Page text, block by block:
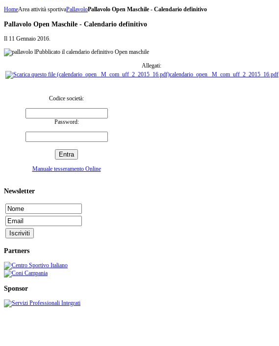
HomeArea attività sportivaPallavoloPallavolo Open Maschile - Calendario definitivo
Pallavolo Open Maschile - Calendario definitivo
Il 11 Gennaio 2016.
Pubblicato il calendario definitivo Open maschile
Allegati:
calendario_open_ M_com_uff_2_2015_16.pdf
Codice società:
Password:
Manuale tesseramento Online
Newsletter
Partners
Sponsor